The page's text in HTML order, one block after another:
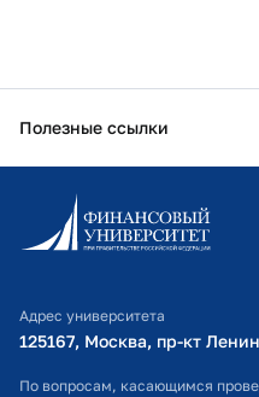
Полезные ссылки
Информационно-
Личный кабинет
Оплата обучения
Расписание занятий
Адрес университета
125167, Москва, пр-кт
По вопросам, касающимся